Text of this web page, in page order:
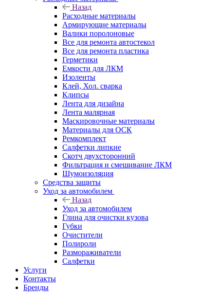
Назад
Расходные материалы
Армирующие материалы
Валики поролоновые
Все для ремонта автостекол
Все для ремонта пластика
Герметики
Емкости для ЛКМ
Изоленты
Клей, Хол. сварка
Клипсы
Лента для дизайна
Лента малярная
Маскировочные материалы
Материалы для ОСК
Ремкомплект
Салфетки липкие
Скотч двухсторонний
Фильтрация и смешивание ЛКМ
Шумоизоляция
Средства защиты
Уход за автомобилем
Назад
Уход за автомобилем
Глина для очистки кузова
Губки
Очистители
Полироли
Размораживатели
Салфетки
Услуги
Контакты
Бренды